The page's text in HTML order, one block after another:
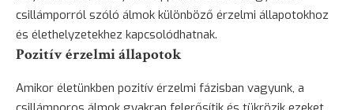
csillámporról szóló álmok különböző érzelmi állapotokhoz
és élethelyzetekhez kapcsolódhatnak.
Pozitív érzelmi állapotok
Amikor életünkben pozitív érzelmi fázisban vagyunk, a